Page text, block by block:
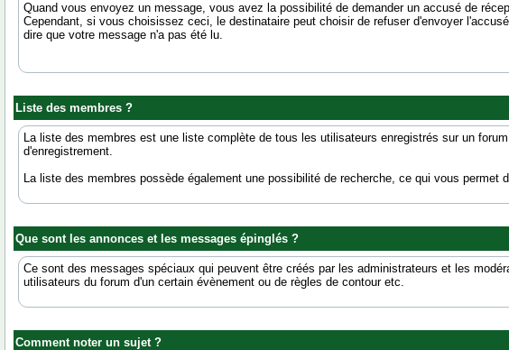
Quand vous envoyez un message, vous avez la possibilité de demander un accusé de
Cependant, si vous choisissez ceci, le destinataire peut choisir de refuser d'envoyer
dire que votre message n'a pas été lu.
Liste des membres ?
La liste des membres est une liste complète de tous les utilisateurs enregistrés sur un
d'enregistrement.
La liste des membres possède également une possibilité de recherche, ce qui vous
Que sont les annonces et les messages épinglés ?
Ce sont des messages spéciaux qui peuvent être créés par les administrateurs et les
utilisateurs du forum d'un certain évènement ou de règles de contour etc.
Comment noter un sujet ?